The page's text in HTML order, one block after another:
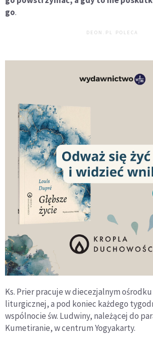
go.
DEON.PL POLECA
Ks. Prier pracuje w diecezjalnym
liturgicznej, a pod koniec każdego
wspólnocie św. Ludwiny, należącej do
Kumetiranie, w centrum Yogyakarty.